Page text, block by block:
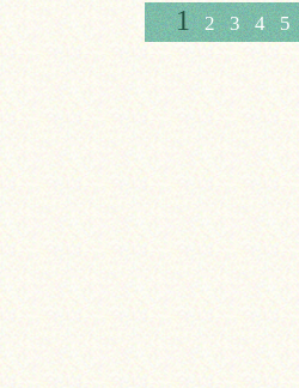
1 2 3 4 5